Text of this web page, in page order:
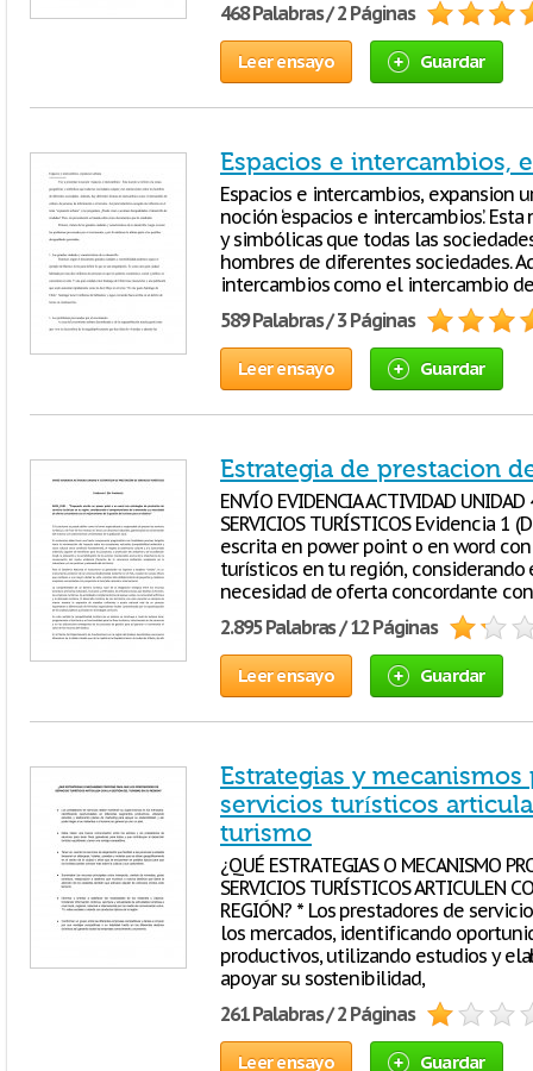
468 Palabras / 2 Páginas
Leer ensayo Guardar
Espacios e intercambios,
Espacios e intercambios, expansion
noción ‘espacios e intercambios’.
y simbólicas que todas las
hombres de diferentes sociedades.
intercambios como el intercambio
589 Palabras / 3 Páginas
Leer ensayo Guardar
Estrategia de prestacion
ENVÍO EVIDENCIA ACTIVIDAD UNIDAD
SERVICIOS TURÍSTICOS Evidencia 1
escrita en power point o en word
turísticos en tu región,
necesidad de oferta concordante
2.895 Palabras / 12 Páginas
Leer ensayo Guardar
Estrategias y
servicios turísticos
turismo
¿QUÉ ESTRATEGIAS O MECANISMO
SERVICIOS TURÍSTICOS ARTICULEN
REGIÓN? * Los prestadores de
los mercados, identificando
productivos, utilizando estudios y
apoyar su sostenibilidad,
261 Palabras / 2 Páginas
Leer ensayo Guardar